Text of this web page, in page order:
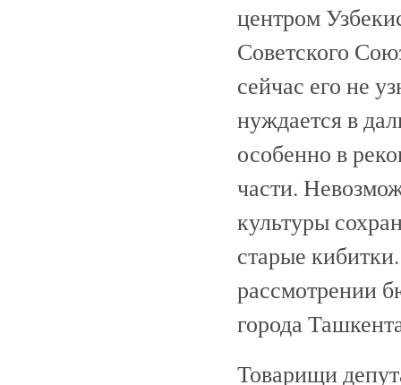
центром
Советского
сейчас его не
нуждается в
особенно в
части.
культуры
старые
рассмотрении
города
Товарищи